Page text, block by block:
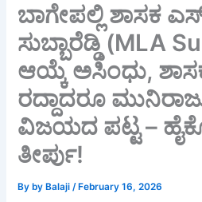
ಬಾಗೇಪಲ್ಲಿ ಶಾಸಕ
ಸುಬ್ಬಾರೆಡ್ಡಿ (MLA
ಆಯ್ಕೆ ಅಸಿಂಧು,
ರದ್ದಾದರೂ
ವಿಜಯದ ಪಟ್ಟ –
ತೀರ್ಪು!
By by Balaji/ February 16, 2026